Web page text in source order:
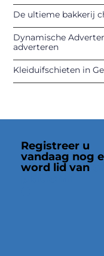
De ultieme bakkerij
Dynamische
adverteren
Kleiduifschieten in
Registreer u
vandaag nog
word lid van